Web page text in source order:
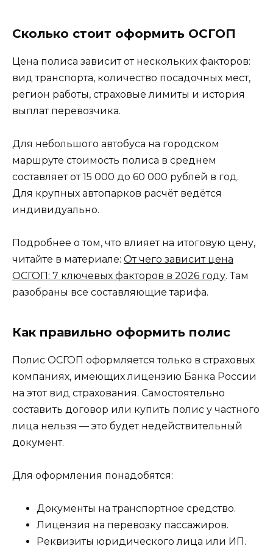
Сколько стоит оформить ОСГОП
Цена полиса зависит от нескольких факторов:
вид транспорта, количество посадочных мест,
регион работы, страховые лимиты и история
выплат перевозчика.
Для небольшого автобуса на городском
маршруте стоимость полиса в среднем
составляет от 15 000 до 60 000 рублей в год.
Для крупных автопарков расчёт ведётся
индивидуально.
Подробнее о том, что влияет на итоговую цену,
читайте в материале: От чего зависит цена
ОСГОП: 7 ключевых факторов в 2026 году. Там
разобраны все составляющие тарифа.
Как правильно оформить полис
Полис ОСГОП оформляется только в страховых
компаниях, имеющих лицензию Банка России
на этот вид страхования. Самостоятельно
составить договор или купить полис у частного
лица нельзя — это будет недействительный
документ.
Для оформления понадобятся:
Документы на транспортное средство.
Лицензия на перевозку пассажиров.
Реквизиты юридического лица или ИП.